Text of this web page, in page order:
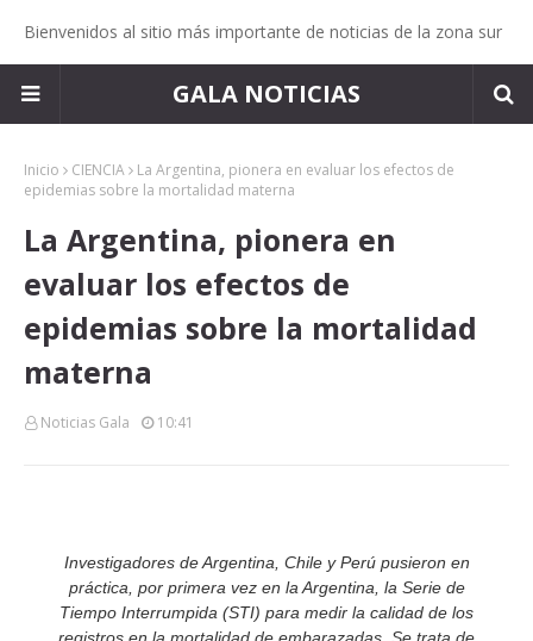
Bienvenidos al sitio más importante de noticias de la zona sur
GALA NOTICIAS
Inicio CIENCIA
La Argentina, pionera en evaluar los efectos de
epidemias sobre la mortalidad materna
La Argentina, pionera en
evaluar los efectos de
epidemias sobre la mortalidad
materna
Noticias Gala 10:41
Investigadores de Argentina, Chile y Perú pusieron en
práctica, por primera vez en la Argentina, la Serie de
Tiempo Interrumpida (STI) para medir la calidad de los